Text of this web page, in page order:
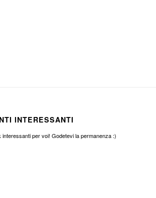
INTERESSANTI
interessanti per voi! Godetevi la permanenza :)